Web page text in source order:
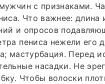
с признаками.
Что важнее:
и опросов
пениса нежели
мастурбация. Перед
насадки. Не
Чтобы волоски